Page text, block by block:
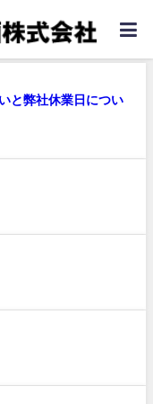
と弊社休業日につい